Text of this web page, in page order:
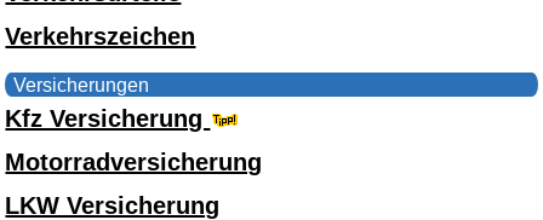
Verkehrszeichen
Versicherungen
Kfz Versicherung
Motorradversicherung
LKW Versicherung